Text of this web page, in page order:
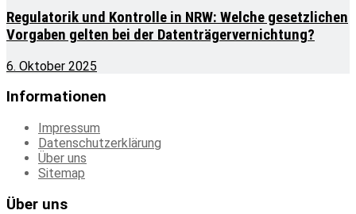
Regulatorik und Kontrolle in NRW: Welche gesetzlichen
Vorgaben gelten bei der Datenträgervernichtung?
6. Oktober 2025
Informationen
Impressum
Datenschutzerklärung
Über uns
Sitemap
Über uns